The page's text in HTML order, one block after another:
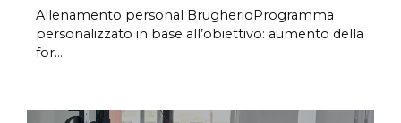
Allenamento personal BrugherioProgramma
personalizzato in base all’obiettivo: aumento della
for...